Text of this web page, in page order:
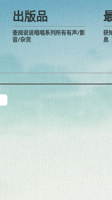
出版品
查阅说说唱唱系列所有有声/影
音/杂货
获
息